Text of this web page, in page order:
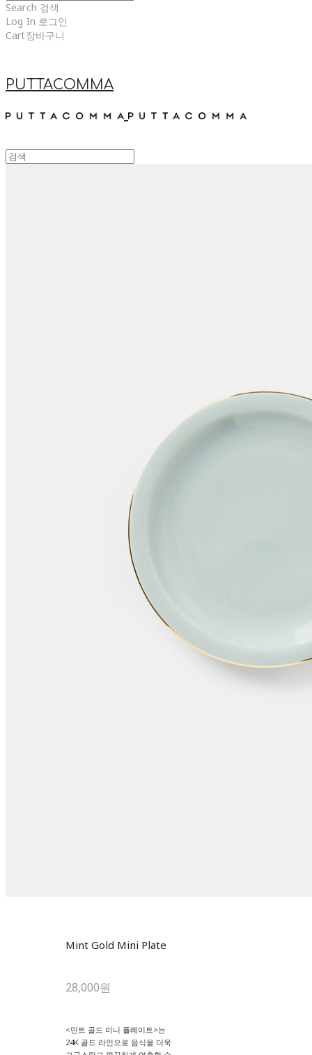
Search 검색
Log In 로그인
Cart장바구니
PUTTACOMMA
Mint Gold Mini Plate
28,000원
<민트 골드 미니 플레이트>는
24K 골드 라인으로 음식을 더욱